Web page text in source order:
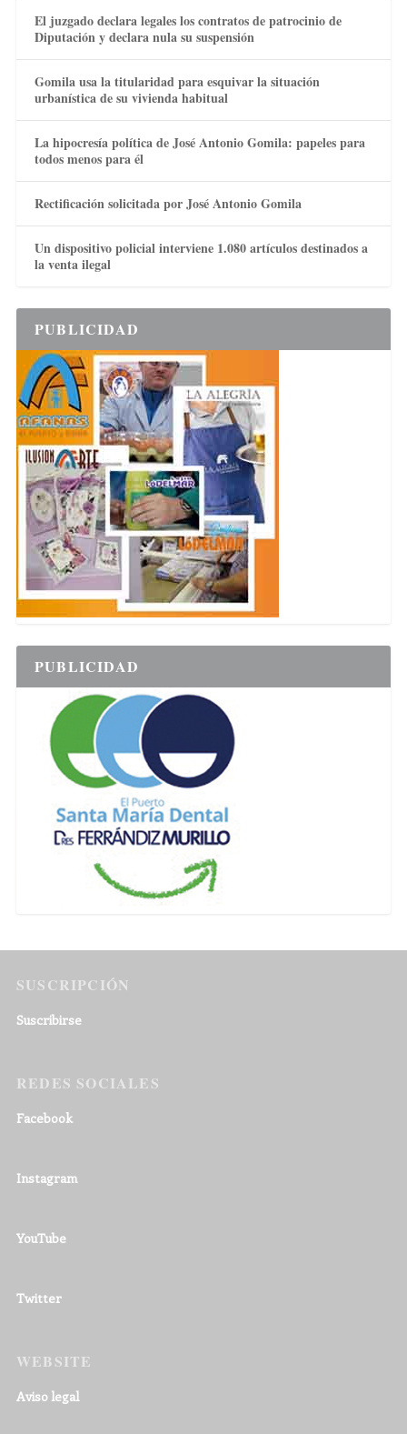
El juzgado declara legales los contratos de patrocinio de
Diputación y declara nula su suspensión
Gomila usa la titularidad para esquivar la situación
urbanística de su vivienda habitual
La hipocresía política de José Antonio Gomila: papeles para
todos menos para él
Rectificación solicitada por José Antonio Gomila
Un dispositivo policial interviene 1.080 artículos destinados a
la venta ilegal
PUBLICIDAD
PUBLICIDAD
SUSCRIPCIÓN
Suscribirse
REDES SOCIALES
Facebook
Instagram
YouTube
Twitter
WEBSITE
Aviso legal